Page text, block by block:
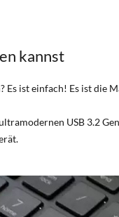
kannst
Es ist einfach! Es ist die
USB 3.2